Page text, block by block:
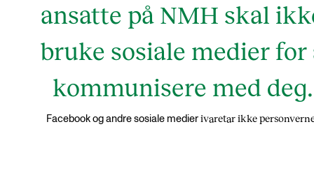
ansatte på NMH skal
bruke sosiale medier for
kommunisere med deg.
Facebook og andre sosiale medier ivaretar ikke